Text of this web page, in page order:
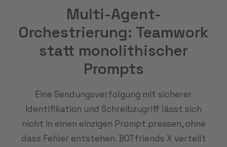
Multi-Agent-
Orchestrierung: Teamwork
statt monolithischer
Prompts
Eine Sendungsverfolgung mit sicherer
Identifikation und Schreibzugriff lässt sich
nicht in einen einzigen Prompt pressen, ohne
dass Fehler entstehen. BOTfriends X verteilt